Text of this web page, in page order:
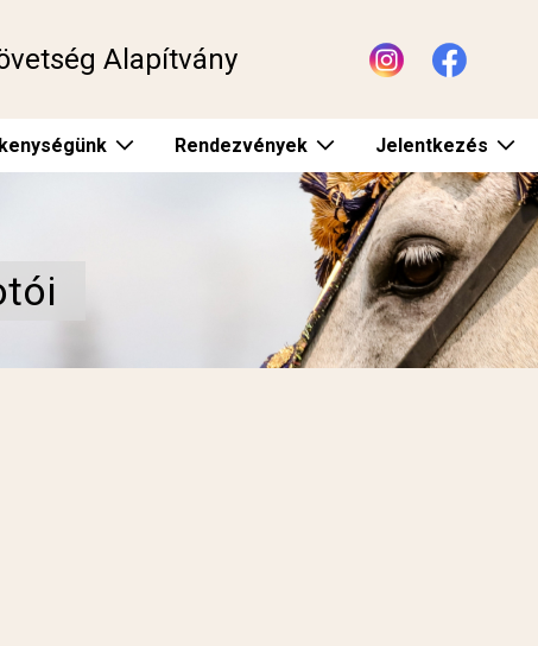
Alapítvány
Rendezvények Jelentkezés